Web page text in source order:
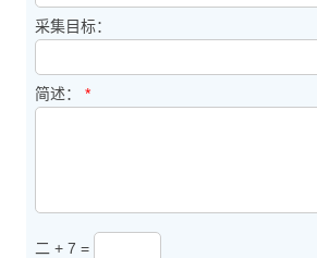
采集目标：
简述： *
二 + 7 =